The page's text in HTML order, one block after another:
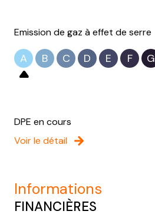
Emission de gaz à effet de serre
A B C D E F G
DPE en cours
Voir le détail
informations
FINANCIÈRES